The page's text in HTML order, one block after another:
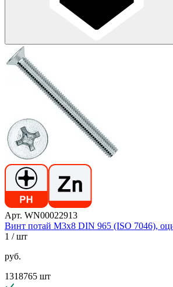
Арт. WN00022913
Винт потай М3х8 DIN 965 (ISO 7046),
1 / шт
руб.
1318765 шт